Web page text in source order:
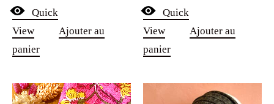
Quick
View
Ajouter au
panier
Quick
View
Ajouter au
panier